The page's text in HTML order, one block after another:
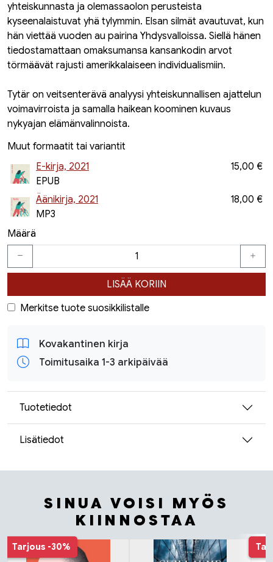
yhteiskunnasta ja olemassaolon perusteista
kyseenalaistuvat yhä tylymmin. Elsan silmät avautuvat, kun
hän viettää vuoden au pairina Yhdysvalloissa. Siellä hänen
tiedostamattaan omaksumansa kansankodin arvot
törmäävät rajusti amerikkalaiseen individualismiin.
Tytär on veitsenterävä analyysi yhteiskunnallisen ajattelun
voimavirroista ja samalla haikean koominen kuvaus
nykyajan elämänvalinnoista.
Muut formaatit tai variantit
E-kirja, 2021
EPUB
15,00 €
Äänikirja, 2021
MP3
18,00 €
Määrä
LISÄÄ KORIIN
Merkitse tuote suosikkilistalle
Kovakantinen kirja
Toimitusaika 1-3 arkipäivää
Tuotetiedot
Lisätiedot
SINUA VOISI MYÖS
KIINNOSTAA
Tuoteluettelon alku
Tarjous -30%